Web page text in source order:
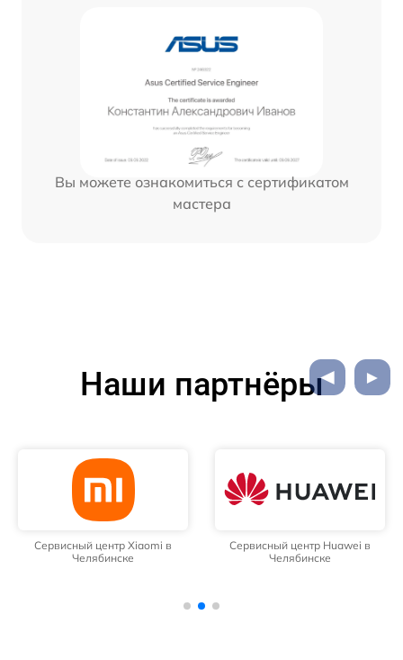
Вы можете ознакомиться с сертификатом
мастера
Наши партнёры
Сервисный центр Xiaomi в
Челябинске
Сервисный центр Huawei в
Челябинске